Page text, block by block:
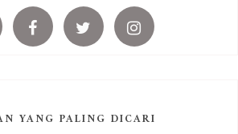
YANG PALING DICARI